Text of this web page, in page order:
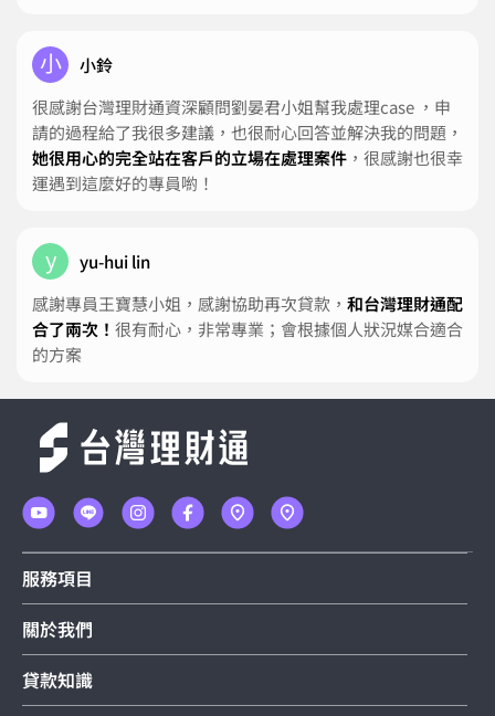
小
小鈴
很感謝台灣理財通資深顧問劉晏君小姐幫我處理case ，申
請的過程給了我很多建議，也很耐心回答並解決我的問題，
她很用心的完全站在客戶的立場在處理案件 ，很感謝也很幸
運遇到這麼好的專員喲！
y
yu-hui lin
感謝專員王寶慧小姐，感謝協助再次貸款， 和台灣理財通配
合了兩次！ 很有耐心，非常專業；會根據個人狀況媒合適合
的方案
服務項目
關於我們
貸款知識